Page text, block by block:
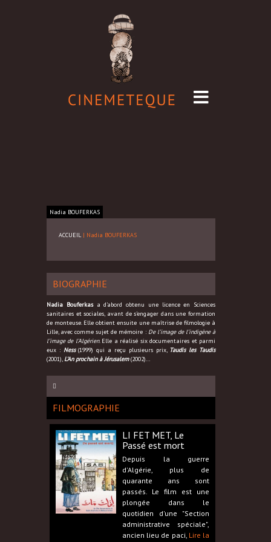
Nadia BOUFERKAS
ACCUEIL | Nadia BOUFERKAS
BIOGRAPHIE
Nadia Bouferkasa d’abord obtenu une licence en Sciences
sanitaires et sociales, avant de s’engager dans une formation
de monteuse. Elle obtient ensuite une maîtrise de filmologie à
Lille, avec comme sujet de mémoire : De l’image de l’indigène à
l’image de l’Algérien. Elle a réalisé six documentaires et parmi
eux : Ness(1999) qui a reçu plusieurs prix, Taudis les Taudis
(2001), L’An prochain à Jérusalem(2002)…
FILMOGRAPHIE
LI FET MET, Le
Passé est mort
Depuis la guerre
d'Algérie, plus de
quarante ans sont
passés. Le film est une
plongée dans le
quotidien d'une "Section
administrative spéciale",
ancien lieu de paci, Lire la